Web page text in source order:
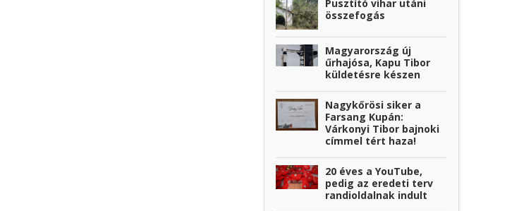
Pusztító vihar utáni
összefogás
Magyarország új
űrhajósa, Kapu Tibor
küldetésre készen
Nagykőrösi siker a
Farsang Kupán:
Várkonyi Tibor bajnoki
címmel tért haza!
20 éves a YouTube,
pedig az eredeti terv
randioldalnak indult